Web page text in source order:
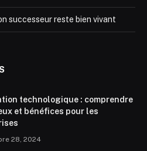
successeur reste bien vivant
technologique : comprendre
et bénéfices pour les
28, 2024